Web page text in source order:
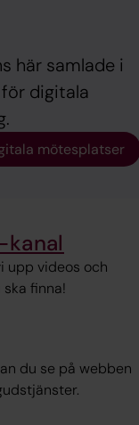
här samlade i
digitala
mötesplatser
kanal
upp videos och
finna!
du se på webben